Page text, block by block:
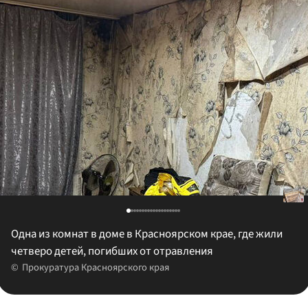
Одна из комнат в доме в Красноярском крае, где жили
четверо детей, погибших от отравления
Прокуратура Красноярского края